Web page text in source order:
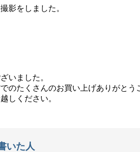
影をしました。
いました。
のたくさんのお買い上げありがとう
しください。
いた人